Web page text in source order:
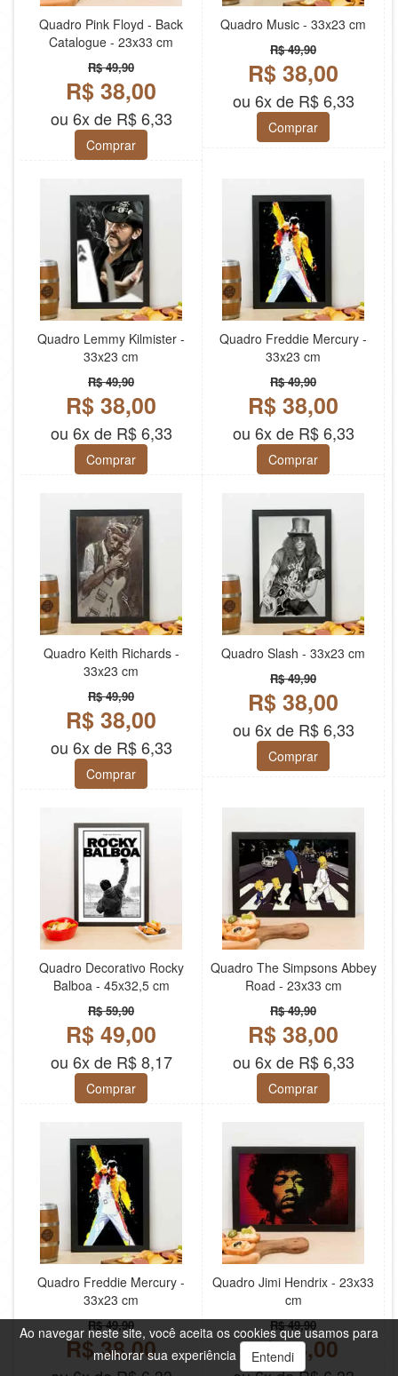
Quadro Pink Floyd - Back
Catalogue - 23x33 cm
R$ 49,90
R$ 38,00
ou 6x de R$ 6,33
Comprar
Quadro Music - 33x23 cm
R$ 49,90
R$ 38,00
ou 6x de R$ 6,33
Comprar
Quadro Lemmy Kilmister -
33x23 cm
R$ 49,90
R$ 38,00
ou 6x de R$ 6,33
Comprar
Quadro Freddie Mercury -
33x23 cm
R$ 49,90
R$ 38,00
ou 6x de R$ 6,33
Comprar
Quadro Keith Richards -
33x23 cm
R$ 49,90
R$ 38,00
ou 6x de R$ 6,33
Comprar
Quadro Slash - 33x23 cm
R$ 49,90
R$ 38,00
ou 6x de R$ 6,33
Comprar
Quadro Decorativo Rocky
Balboa - 45x32,5 cm
R$ 59,90
R$ 49,00
ou 6x de R$ 8,17
Comprar
Quadro The Simpsons Abbey
Road - 23x33 cm
R$ 49,90
R$ 38,00
ou 6x de R$ 6,33
Comprar
Quadro Freddie Mercury -
33x23 cm
R$ 49,90
R$ 38,00
Quadro Jimi Hendrix - 23x33
cm
R$ 49,90
R$ 38,00
Ao navegar neste site, você aceita os cookies que usamos para
melhorar sua experiência
Entendi